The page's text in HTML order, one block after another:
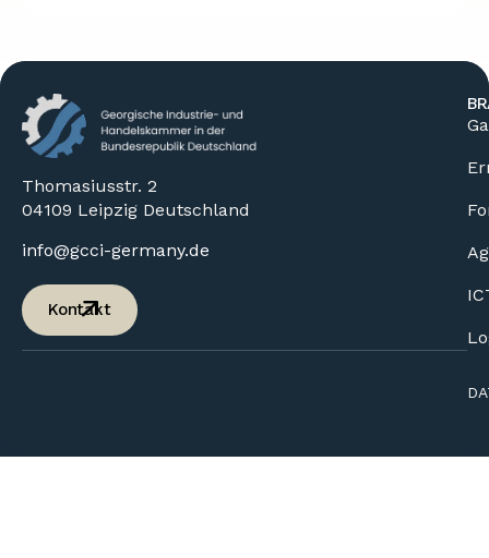
Thomasiusstr. 2
04109 Leipzig Deutschland
info@gcci-germany.de
Kontakt